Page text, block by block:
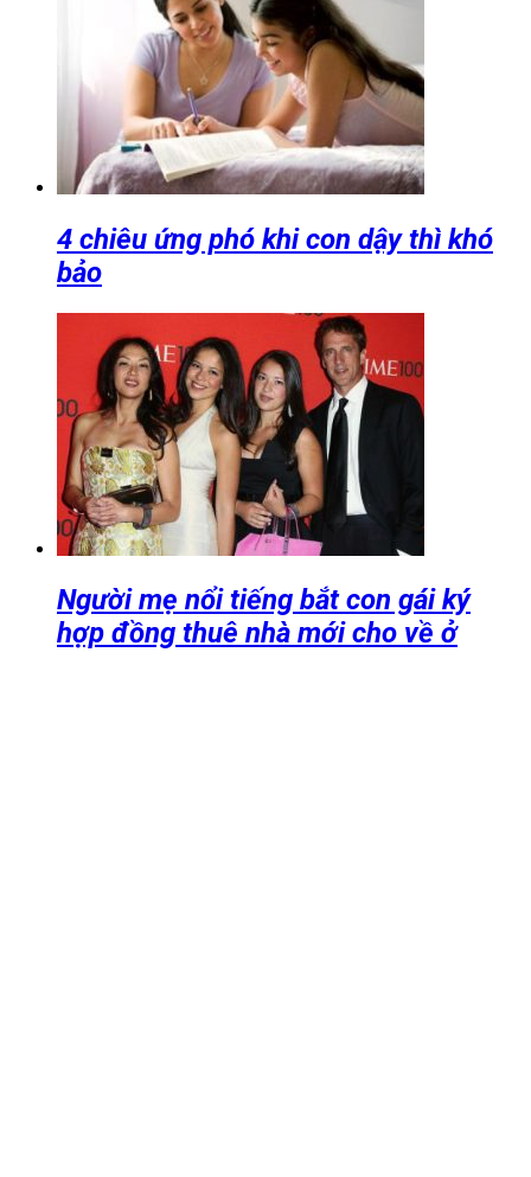
4 chiêu ứng phó khi con dậy thì khó
bảo
Người mẹ nổi tiếng bắt con gái ký
hợp đồng thuê nhà mới cho về ở